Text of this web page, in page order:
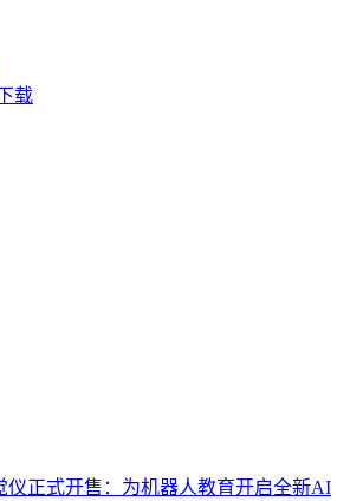
载
仪正式开售：为机器人教育开启全新AI